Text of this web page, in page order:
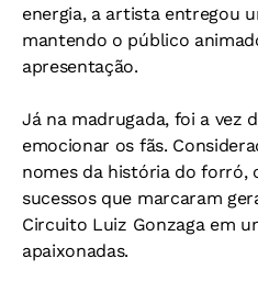
energia, a artista entregou
mantendo o público
apresentação.
Já na madrugada, foi a vez
emocionar os fãs.
nomes da história do forró,
sucessos que marcaram
Circuito Luiz Gonzaga em
apaixonadas.